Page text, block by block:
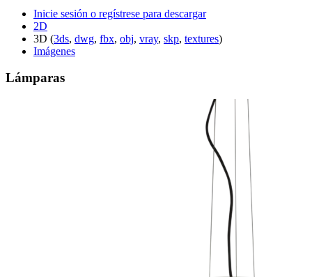
Inicie sesión o regístrese para descargar
2D
3D (3ds, dwg, fbx, obj, vray, skp, textures)
Imágenes
Lámparas